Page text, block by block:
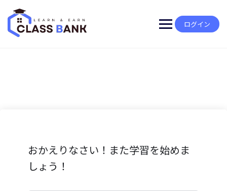
content
ログイン
おかえりなさい！また学習を始めま
しょう！